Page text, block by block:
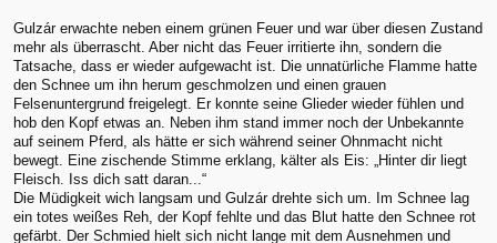
Gulzár erwachte neben einem grünen Feuer und war über diesen Zustand
mehr als überrascht. Aber nicht das Feuer irritierte ihn, sondern die
Tatsache, dass er wieder aufgewacht ist. Die unnatürliche Flamme hatte
den Schnee um ihn herum geschmolzen und einen grauen
Felsenuntergrund freigelegt. Er konnte seine Glieder wieder fühlen und
hob den Kopf etwas an. Neben ihm stand immer noch der Unbekannte
auf seinem Pferd, als hätte er sich während seiner Ohnmacht nicht
bewegt. Eine zischende Stimme erklang, kälter als Eis: „Hinter dir liegt
Fleisch. Iss dich satt daran...“
Die Müdigkeit wich langsam und Gulzár drehte sich um. Im Schnee lag
ein totes weißes Reh, der Kopf fehlte und das Blut hatte den Schnee rot
gefärbt. Der Schmied hielt sich nicht lange mit dem Ausnehmen und